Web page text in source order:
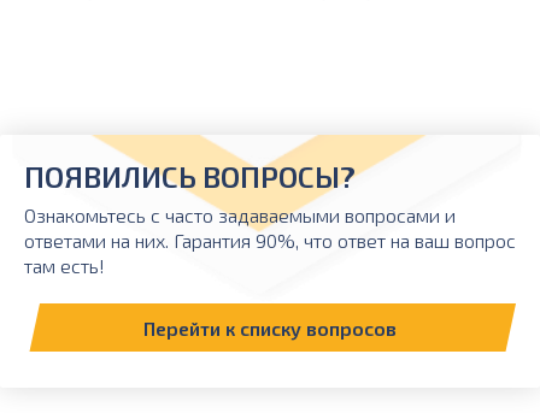
ПОЯВИЛИСЬ ВОПРОСЫ?
Ознакомьтесь с часто задаваемыми вопросами и
ответами на них. Гарантия 90%, что ответ на ваш вопрос
там есть!
Перейти к списку вопросов